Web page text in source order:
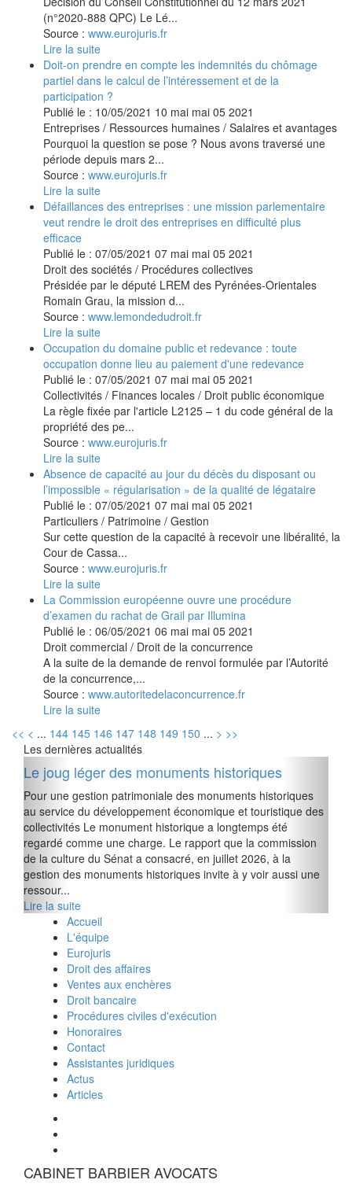
(n°2020-888 QPC) Le Lé...
Source : www.eurojuris.fr
Lire la suite
Doit-on prendre en compte les indemnités du chômage
partiel dans le calcul de l’intéressement et de la
participation ?
Publié le : 10/05/2021 10 mai mai 05 2021
Entreprises / Ressources humaines / Salaires et avantages
Pourquoi la question se pose ? Nous avons traversé une
période depuis mars 2...
Source : www.eurojuris.fr
Lire la suite
Défaillances des entreprises : une mission parlementaire
veut rendre le droit des entreprises en difficulté plus
efficace
Publié le : 07/05/2021 07 mai mai 05 2021
Droit des sociétés / Procédures collectives
Présidée par le député LREM des Pyrénées-Orientales
Romain Grau, la mission d...
Source : www.lemondedudroit.fr
Lire la suite
Occupation du domaine public et redevance : toute
occupation donne lieu au paiement d'une redevance
Publié le : 07/05/2021 07 mai mai 05 2021
Collectivités / Finances locales / Droit public économique
La règle fixée par l'article L2125 – 1 du code général de la
propriété des pe...
Source : www.eurojuris.fr
Lire la suite
Absence de capacité au jour du décès du disposant ou
l’impossible « régularisation » de la qualité de légataire
Publié le : 07/05/2021 07 mai mai 05 2021
Particuliers / Patrimoine / Gestion
Sur cette question de la capacité à recevoir une libéralité, la
Cour de Cassa...
Source : www.eurojuris.fr
Lire la suite
La Commission européenne ouvre une procédure
d’examen du rachat de Grail par Illumina
Publié le : 06/05/2021 06 mai mai 05 2021
Droit commercial / Droit de la concurrence
A la suite de la demande de renvoi formulée par l’Autorité
de la concurrence,...
Source : www.autoritedelaconcurrence.fr
Lire la suite
<< < ... 144 145 146 147 148 149 150 ... > >>
Les dernières actualités
Le joug léger des monuments historiques
Pour une gestion patrimoniale des monuments historiques
au service du développement économique et touristique des
collectivités Le monument historique a longtemps été
regardé comme une charge. Le rapport que la commission
de la culture du Sénat a consacré, en juillet 2026, à la
gestion des monuments historiques invite à y voir aussi une
ressour...
Lire la suite
Accueil
L'équipe
Eurojuris
Droit des affaires
Ventes aux enchères
Droit bancaire
Procédures civiles d'exécution
Honoraires
Contact
Assistantes juridiques
Actus
Articles
CABINET BARBIER AVOCATS